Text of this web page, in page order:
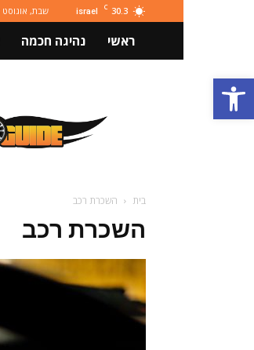
פתח סרגל נגישות
30.3
C
israel שבת, אוגוסט 8, 2026
ראשי נהיגה חכמה
ותחבורה
Autoguide
בית השכרת רכב
השכרת רכב